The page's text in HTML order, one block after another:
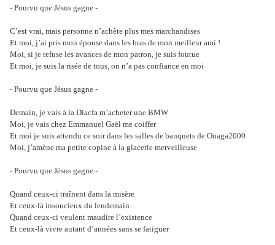
- Pourvu que Jésus gagne -
C’est vrai, mais personne n’achète plus mes marchandises
Et moi, j’ai pris mon épouse dans les bras de mon meilleur ami !
Moi, si je refuse les avances de mon patron, je suis foutue
Et moi, je suis la risée de tous, on n’a pas confiance en moi
- Pourvu que Jésus gagne -
Demain, je vais à la Diacfa m’acheter une BMW
Moi, je vais chez Emmanuel Gaël me coiffer
Et moi je suis attendu ce soir dans les salles de banquets de Ouaga2000
Moi, j’amène ma petite copine à la glacerie merveilleuse
- Pourvu que Jésus gagne -
Quand ceux-ci traînent dans la misère
Et ceux-là insoucieux du lendemain.
Quand ceux-ci veulent maudire l’existence
Et ceux-là vivre autant d’années sans se fatiguer